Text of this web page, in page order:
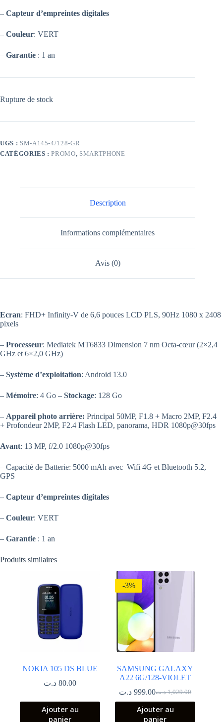
– Capteur d’empreintes digitales
– Couleur: VERT
– Garantie : 1 an
Rupture de stock
UGS : SM-A145-4/128-GR
CATÉGORIES :PROMO, SMARTPHONE
Description
Informations complémentaires
Avis (0)
Ecran: FHD+ Infinity-V de 6,6 pouces LCD PLS, 90Hz 1080 x 2408
pixels
– Processeur: Mediatek MT6833 Dimension 7 nm Octa-cœur (2×2,4
GHz et 6×2,0 GHz)
– Système d’exploitation: Android 13.0
– Mémoire: 4 Go – Stockage: 128 Go
– Appareil photo arrière: Principal 50MP, F1.8 + Macro 2MP, F2.4
+ Profondeur 2MP, F2.4 Flash LED, panorama, HDR 1080p@30fps
Avant: 13 MP, f/2.0 1080p@30fps
– Capacité de Batterie: 5000 mAh avec Wifi 4G et Bluetooth 5.2,
GPS
– Capteur d’empreintes digitales
– Couleur: VERT
– Garantie : 1 an
Produits similaires
NOKIA 105 DS BLUE
80.00 د.ت
Ajouter au
panier
-3%
SAMSUNG GALAXY
A22 6G/128-VIOLET
1,029.00 د.ت
Le
prix
initial
999.00 د.ت
Le
prix
actuel
Ajouter au
panier